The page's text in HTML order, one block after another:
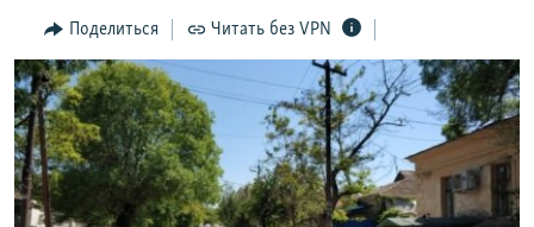
ТЕЛЕПРОЕКТ КРЫМ.РЕАЛИИ
СОВЕТЫ ПРАВОЗАЩИТНИКОВ
ПРОПАВШИЕ БЕЗ ВЕСТИ
ПОБЕДИТЕЛЕЙ НЕ СУДЯТ?
КРЫМ.НЕПОКОРЕННЫЙ
Qırımtatar
ПРИСОЕДИНЯЙТЕСЬ!
Поделиться Читать без VPN